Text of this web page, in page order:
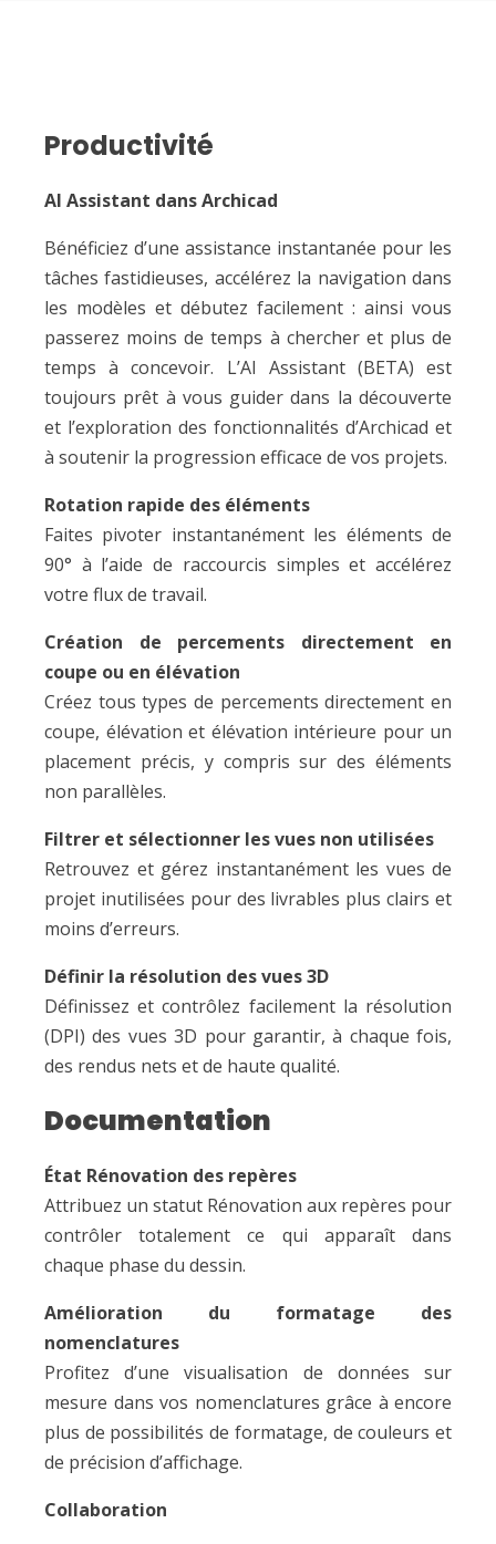
Productivité
AI Assistant dans Archicad
Bénéficiez d’une assistance instantanée pour les
tâches fastidieuses, accélérez la navigation dans
les modèles et débutez facilement : ainsi vous
passerez moins de temps à chercher et plus de
temps à concevoir. L’AI Assistant (BETA) est
toujours prêt à vous guider dans la découverte
et l’exploration des fonctionnalités d’Archicad et
à soutenir la progression efficace de vos projets.
Rotation rapide des éléments
Faites pivoter instantanément les éléments de
90° à l’aide de raccourcis simples et accélérez
votre flux de travail.
Création de percements directement en
coupe ou en élévation
Créez tous types de percements directement en
coupe, élévation et élévation intérieure pour un
placement précis, y compris sur des éléments
non parallèles.
Filtrer et sélectionner les vues non utilisées
Retrouvez et gérez instantanément les vues de
projet inutilisées pour des livrables plus clairs et
moins d’erreurs.
Définir la résolution des vues 3D
Définissez et contrôlez facilement la résolution
(DPI) des vues 3D pour garantir, à chaque fois,
des rendus nets et de haute qualité.
Documentation
État Rénovation des repères
Attribuez un statut Rénovation aux repères pour
contrôler totalement ce qui apparaît dans
chaque phase du dessin.
Amélioration du formatage des
nomenclatures
Profitez d’une visualisation de données sur
mesure dans vos nomenclatures grâce à encore
plus de possibilités de formatage, de couleurs et
de précision d’affichage.
Collaboration